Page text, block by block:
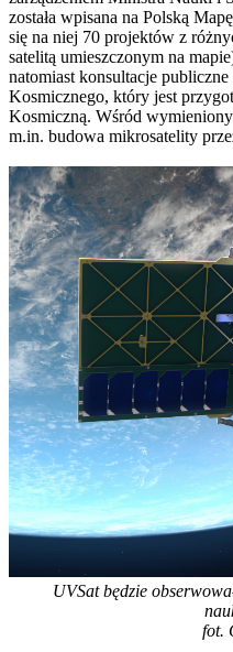
została wpisana na Polską
się na niej 70 projektów z
satelitą umieszczonym na
natomiast konsultacje
Kosmicznego, który jest
Kosmiczną. Wśród
m.in. budowa mikrosatelity
UVSat będzie
fot.